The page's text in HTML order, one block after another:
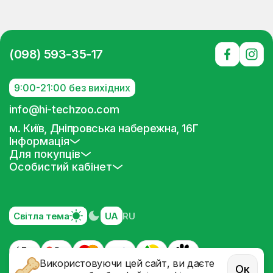
Використовуючи цей сайт, ви даєте
Ок
Інформація
Для покупців
Особистий кабінет
(098) 593-35-17
9:00-21:00 без вихідних
info@hi-techzoo.com
м. Київ, Дніпровська набережна, 16Г
Світла тема UA RU